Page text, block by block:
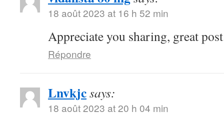
18 août 2023 at 16 h 52 min
Appreciate you sharing, great
Répondre
Lnvkjcsays:
18 août 2023 at 20 h 04 min